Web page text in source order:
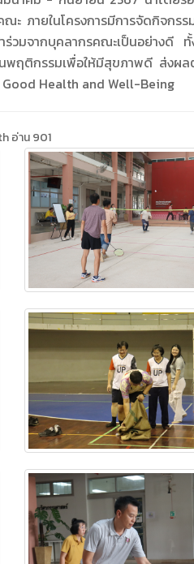
ะ ภายในโครงการมีการจัดกิจ
วมจากบุคลากรคณะเป็นอย่างดี
พฤติกรรมเพื่อให้มีสุขภาพดี ส่งผ
Health and Well-Being
อ่าน 901